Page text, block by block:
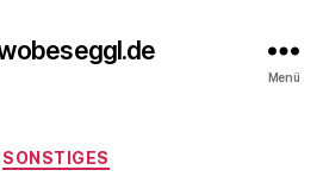
Menü
Kategorien
SONSTIGES